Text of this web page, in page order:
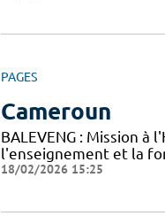
PAGES
Cameroun
BALEVENG : Mission à
l'enseignement et la
18/02/2026 15:25